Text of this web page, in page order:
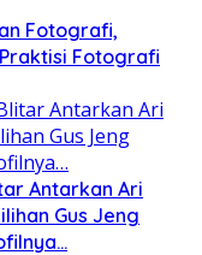
Fotografi,
Fotografi
Antarkan Ari
Gus Jeng